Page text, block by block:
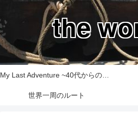
the
My Last Adventure ~40代からの世界一周旅行記~
世界一周のルート